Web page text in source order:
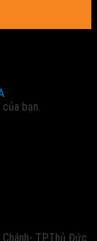
bạn.
TP.Thủ Đức